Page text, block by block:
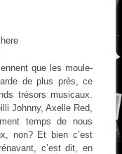
que les moule-
de plus près, ce
trésors musicaux.
Johnny, Axelle Red,
temps de nous
non? Et bien c’est
c’est dit, en